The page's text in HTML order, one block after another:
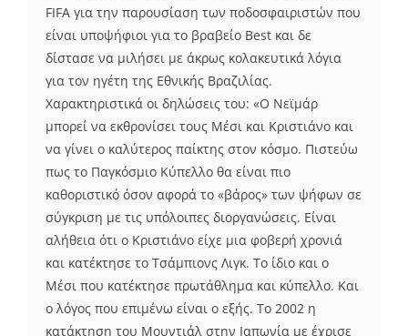
FIFA για την παρουσίαση των ποδοσφαιριστών που
είναι υποψήφιοι για το βραβείο Best και δε
δίστασε να μιλήσει με άκρως κολακευτικά λόγια
για τον ηγέτη της Εθνικής Βραζιλίας.
Χαρακτηριστικά οι δηλώσεις του: «Ο Νεϊμάρ
μπορεί να εκθρονίσει τους Μέσι και Κριστιάνο και
να γίνει ο καλύτερος παίκτης στον κόσμο. Πιστεύω
πως το Παγκόσμιο Κύπελλο θα είναι πιο
καθοριστικό όσον αφορά το «βάρος» των ψήφων σε
σύγκριση με τις υπόλοιπες διοργανώσεις. Είναι
αλήθεια ότι ο Κριστιάνο είχε μια φοβερή χρονιά
και κατέκτησε το Τσάμπιονς Λιγκ. Το ίδιο και ο
Μέσι που κατέκτησε πρωτάθλημα και κύπελλο. Και
ο λόγος που επιμένω είναι ο εξής. Το 2002 η
κατάκτηση του Μουντιάλ στην Ιαπωνία με έχρισε